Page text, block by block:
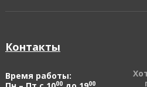
Контакты
Время работы:
00 00